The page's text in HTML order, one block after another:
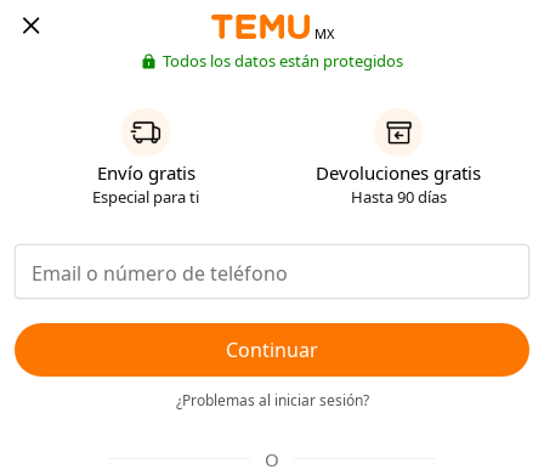
MX
Todos los datos están protegidos
Envío gratis
Especial para ti
Devoluciones gratis
Hasta 90 días
Continuar
¿Problemas al iniciar sesión?
O